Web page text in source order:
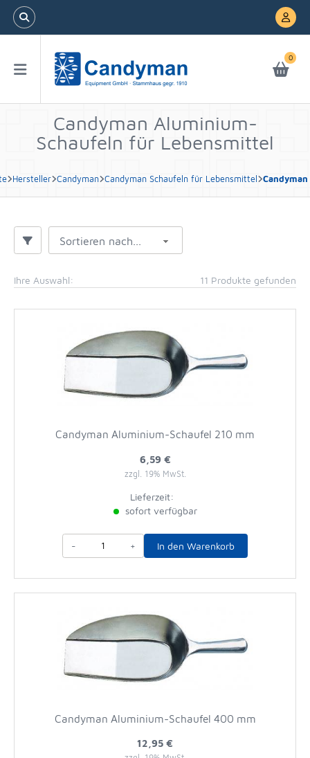
0
Candyman Aluminium-
Schaufeln für Lebensmittel
Hersteller Candyman Candyman Schaufeln für Lebensmittel
Sortieren nach...
Ihre Auswahl: 11 Produkte gefunden
Candyman Aluminium-Schaufel 210 mm
6,59 €
zzgl. 19% MwSt.
Lieferzeit:
sofort verfügbar
- + In den Warenkorb
Candyman Aluminium-Schaufel 400 mm
12,95 €